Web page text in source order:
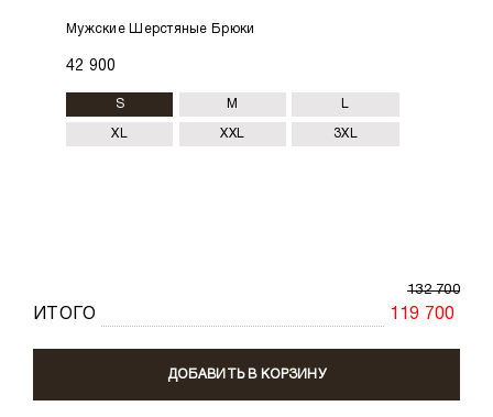
Мужские Шерстяные Брюки
42 900
S M
XL XXL 3XL
ИТОГО
132 700
119 700
ДОБАВИТЬ В КОРЗИНУ